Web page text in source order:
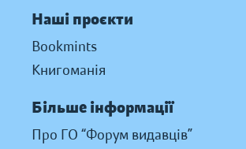
Наші проєкти
Bookmints
Книгоманія
Більше інформації
Про ГО “Форум видавців”